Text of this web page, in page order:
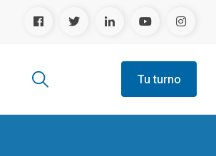
Tu turno